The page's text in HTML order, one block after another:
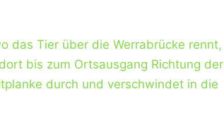
das Tier über die Werrabrücke rennt,
bis zum Ortsausgang Richtung der
durch und verschwindet in die